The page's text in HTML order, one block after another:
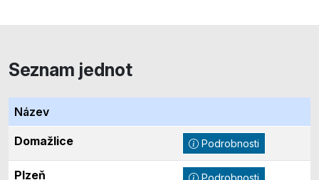
Seznam jednot
Název
Domažlice Podrobnosti
Plzeň Podrobnosti